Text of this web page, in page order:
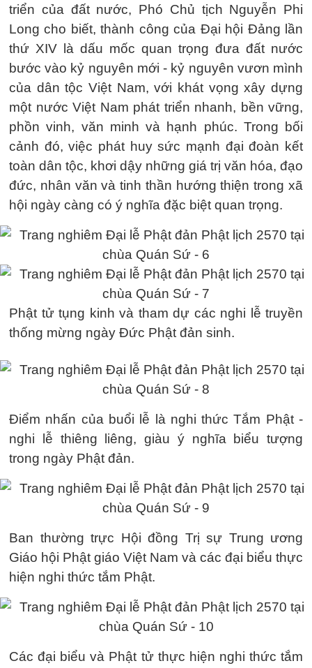
triển của đất nước, Phó Chủ tịch Nguyễn Phi
Long cho biết, thành công của Đại hội Đảng lần
thứ XIV là dấu mốc quan trọng đưa đất nước
bước vào kỷ nguyên mới - kỷ nguyên vươn mình
của dân tộc Việt Nam, với khát vọng xây dựng
một nước Việt Nam phát triển nhanh, bền vững,
phồn vinh, văn minh và hạnh phúc. Trong bối
cảnh đó, việc phát huy sức mạnh đại đoàn kết
toàn dân tộc, khơi dậy những giá trị văn hóa, đạo
đức, nhân văn và tinh thần hướng thiện trong xã
hội ngày càng có ý nghĩa đặc biệt quan trọng.
Phật tử tụng kinh và tham dự các nghi lễ truyền
thống mừng ngày Đức Phật đản sinh.
Điểm nhấn của buổi lễ là nghi thức Tắm Phật -
nghi lễ thiêng liêng, giàu ý nghĩa biểu tượng
trong ngày Phật đản.
Ban thường trực Hội đồng Trị sự Trung ương
Giáo hội Phật giáo Việt Nam và các đại biểu thực
hiện nghi thức tắm Phật.
Các đại biểu và Phật tử thực hiện nghi thức tắm